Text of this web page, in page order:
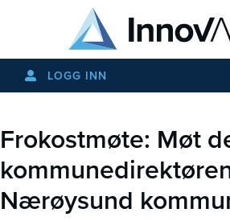
LOGG INN
Frokostmøte: Møt
Nærøysund